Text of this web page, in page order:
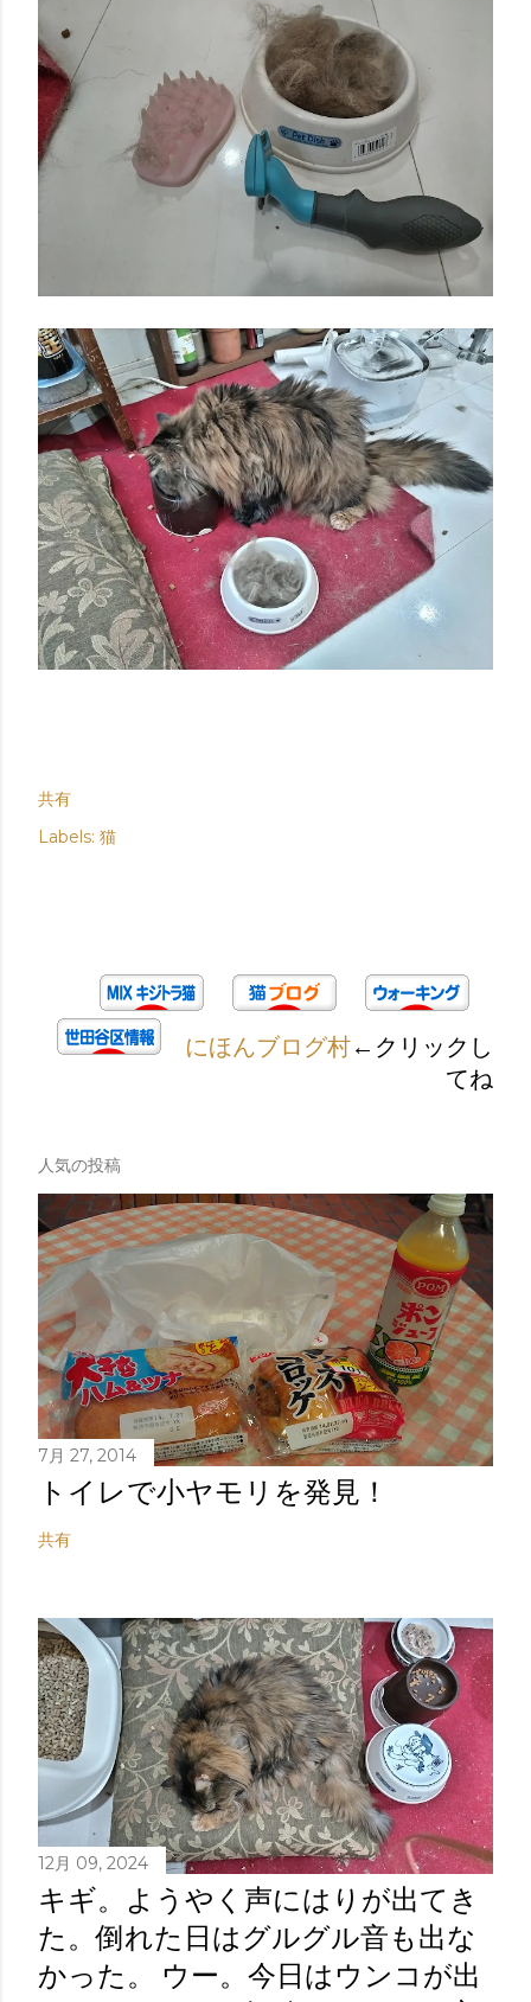
共有
Labels: 猫
にほんブログ村←クリックし
てね
人気の投稿
7月 27, 2014
トイレで小ヤモリを発見！
共有
12月 09, 2024
キギ。ようやく声にはりが出てき
た。倒れた日はグルグル音も出な
かった。 ウー。今日はウンコが出